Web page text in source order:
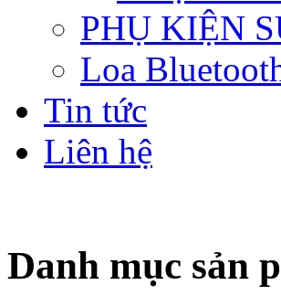
PHỤ KIỆN
Loa
Tin tức
Liên hệ
Danh mục sản